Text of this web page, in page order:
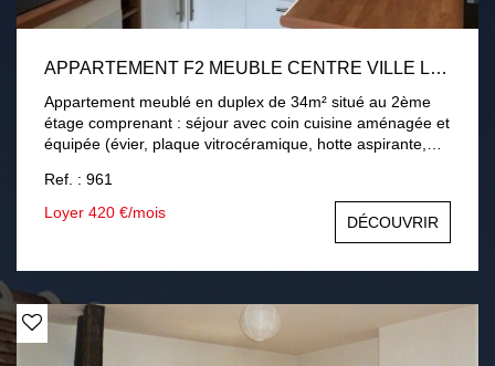
APPARTEMENT F2 MEUBLE CENTRE VILLE LA FERTE BERNARD
Appartement meublé en duplex de 34m² situé au 2ème
étage comprenant : séjour avec coin cuisine aménagée et
équipée (évier, plaque vitrocéramique, hotte aspirante,
chambre et une salle d'eau (vasque, cabine de douche,
toilettes) et débarras. Chauffage individuel électrique. Eau
froide par décompteur. Eau chaude par cumulus
la consommation d'eau. LIBRE DE SUITE Honoraires à la
charge du locataire : 374€ dont 102€ d'honoraires d'état
des lieux
Ref. : 961
Loyer 420 €/mois
DÉCOUVRIR